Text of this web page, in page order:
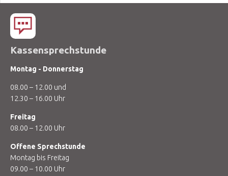
Kassensprechstunde
Montag - Donnerstag
08.00 – 12.00 und
12.30 – 16.00 Uhr
Freitag
08.00 – 12.00 Uhr
Offene Sprechstunde
Montag bis Freitag
09.00 – 10.00 Uhr